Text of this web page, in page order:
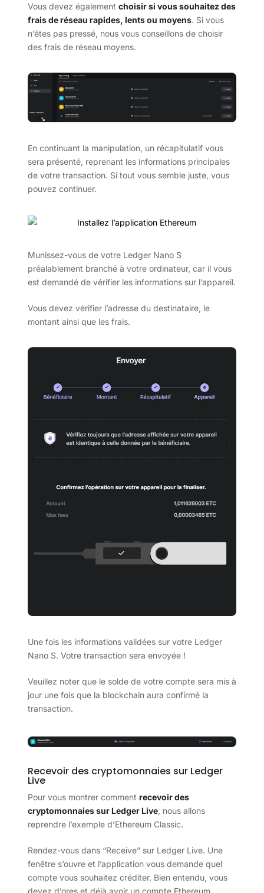
Vous devez également choisir si vous souhaitez des
frais de réseau rapides, lents ou moyens. Si vous
n’êtes pas pressé, nous vous conseillons de choisir
des frais de réseau moyens.
En continuant la manipulation, un récapitulatif vous
sera présenté, reprenant les informations principales
de votre transaction. Si tout vous semble juste, vous
pouvez continuer.
Munissez-vous de votre Ledger Nano S
préalablement branché à votre ordinateur, car il vous
est demandé de vérifier les informations sur l’appareil.
Vous devez vérifier l’adresse du destinataire, le
montant ainsi que les frais.
Une fois les informations validées sur votre Ledger
Nano S. Votre transaction sera envoyée !
Veuillez noter que le solde de votre compte sera mis à
jour une fois que la blockchain aura confirmé la
transaction.
Recevoir des cryptomonnaies sur Ledger
Live
Pour vous montrer comment recevoir des
cryptomonnaies sur Ledger Live, nous allons
reprendre l’exemple d’Ethereum Classic.
Rendez-vous dans “Receive” sur Ledger Live. Une
fenêtre s’ouvre et l’application vous demande quel
compte vous souhaitez créditer. Bien entendu, vous
devez d’ores et déjà avoir un compte Ethereum